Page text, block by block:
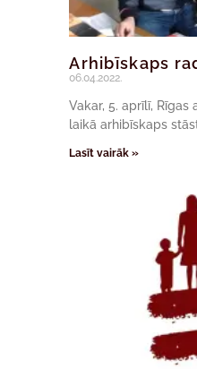
Arhibīskaps
06.04.2022.
Vakar, 5. aprīlī,
laikā arhibīskaps
Lasīt vairāk »